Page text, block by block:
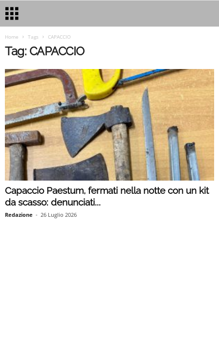
Home Tags CAPACCIO
Tag: CAPACCIO
Capaccio Paestum, fermati nella notte con un kit
da scasso: denunciati...
Redazione - 26 Luglio 2026